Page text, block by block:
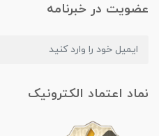
عضویت در خبرنامه
نماد اعتماد الکترونیک